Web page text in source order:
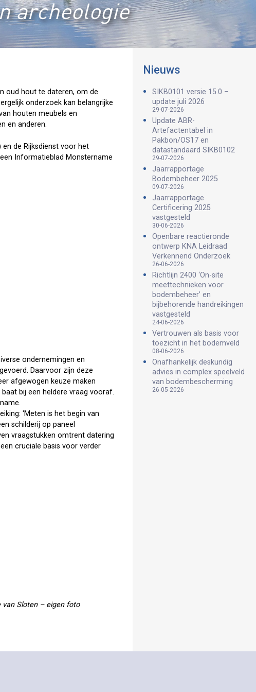
archeologie
oud hout te dateren, om de
onderzoek kan belangrijke
houten meubels en
en anderen.
de Rijksdienst voor het
Informatieblad Monstername
ondernemingen en
Daarvoor zijn deze
afgewogen keuze maken
bij een heldere vraag vooraf.
‘Meten is het begin van
schilderij op paneel
vraagstukken omtrent datering
cruciale basis voor verder
van Sloten – eigen foto
Nieuws
SIKB0101 versie 15.0 –
update juli 2026
29-07-2026
Update ABR-
Artefactentabel in
Pakbon/OS17 en
datastandaard SIKB0102
29-07-2026
Jaarrapportage
Bodembeheer 2025
09-07-2026
Jaarrapportage
Certificering 2025
vastgesteld
30-06-2026
Openbare reactieronde
ontwerp KNA Leidraad
Verkennend Onderzoek
26-06-2026
Richtlijn 2400 ‘On-site
meettechnieken voor
bodembeheer’ en
bijbehorende handreikingen
vastgesteld
24-06-2026
Vertrouwen als basis voor
toezicht in het bodemveld
08-06-2026
Onafhankelijk deskundig
advies in complex speelveld
van bodembescherming
26-05-2026